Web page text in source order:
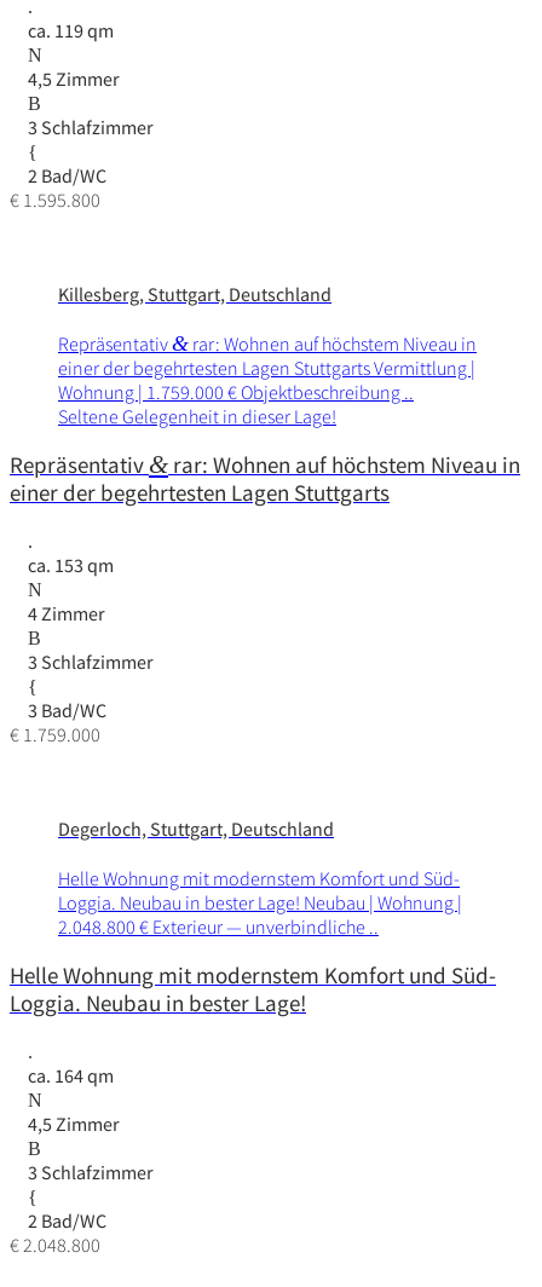
ca. 119 qm
4,5 Zimmer
3 Schlafzimmer
2 Bad/WC
€ 1.595.800
Killesberg, Stuttgart, Deutschland
Reprä­sen­tativ& rar: Wohnen auf höchstem Niveau in
einer der begehr­testen Lagen Stutt­garts Vermitt­lung |
Wohnung | 1.759.000 € Objektbeschreibung ..
Seltene Gelegenheit in dieser Lage!
Repräsentativ & rar: Wohnen auf höchstem Niveau in
einer der begehrtesten Lagen Stuttgarts
ca. 153 qm
4 Zimmer
3 Schlafzimmer
3 Bad/WC
€ 1.759.000
Degerloch, Stuttgart, Deutschland
Helle Wohnung mit modernstem Komfort und Süd-
Loggia. Neubau in bester Lage! Neubau | Wohnung |
2.048.800 € Exte­rieur — unverbindliche ..
Helle Wohnung mit modernstem Komfort und Süd-
Loggia. Neubau in bester Lage!
ca. 164 qm
4,5 Zimmer
3 Schlafzimmer
2 Bad/WC
€ 2.048.800